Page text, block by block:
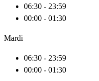
06:30 - 23:59
00:00 - 01:30
Mardi
06:30 - 23:59
00:00 - 01:30